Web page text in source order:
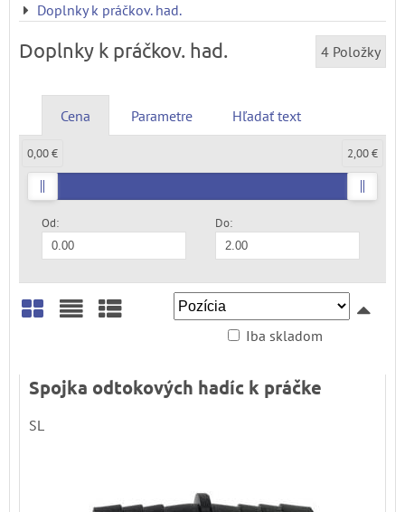
Doplnky k práčkov. had.
Doplnky k práčkov. had. 4 Položky
Cena Parametre Hľadať text
Od: Do:
0,00 € 2,00 €
Iba skladom
Spojka odtokových hadíc k práčke
SL